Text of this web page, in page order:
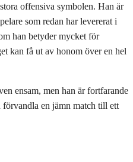
offensiva symbolen. Han är
som redan har levererat i
han betyder mycket för
kan få ut av honom över en hel
ensam, men han är fortfarande
förvandla en jämn match till ett